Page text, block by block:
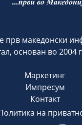
прв македонски
основан во 2004
Маркетинг
Импресум
Контакт
на